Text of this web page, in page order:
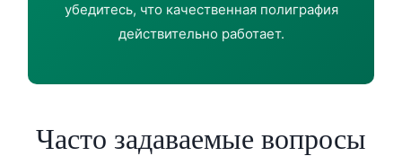
убедитесь, что качественная полиграфия
действительно работает.
Часто задаваемые вопросы